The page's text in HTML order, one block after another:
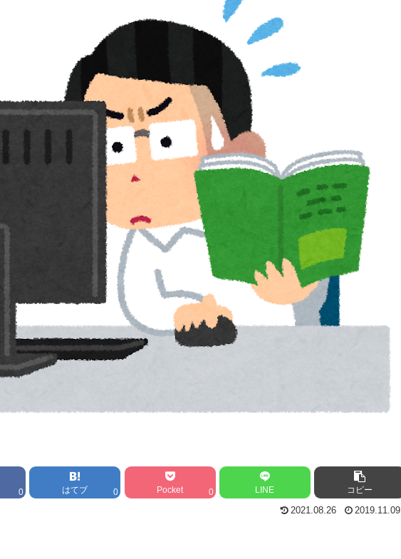
0 はてブ 0 Pocket 0 LINE コピー
2021.08.26 2019.11.09